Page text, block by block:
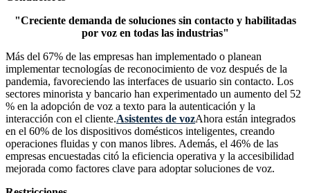
"Creciente demanda de soluciones sin contacto y habilitadas
por voz en todas las industrias"
Más del 67% de las empresas han implementado o planean
implementar tecnologías de reconocimiento de voz después de la
pandemia, favoreciendo las interfaces de usuario sin contacto. Los
sectores minorista y bancario han experimentado un aumento del 52
% en la adopción de voz a texto para la autenticación y la
interacción con el cliente.Asistentes de vozAhora están integrados
en el 60% de los dispositivos domésticos inteligentes, creando
operaciones fluidas y con manos libres. Además, el 46% de las
empresas encuestadas citó la eficiencia operativa y la accesibilidad
mejorada como factores clave para adoptar soluciones de voz.